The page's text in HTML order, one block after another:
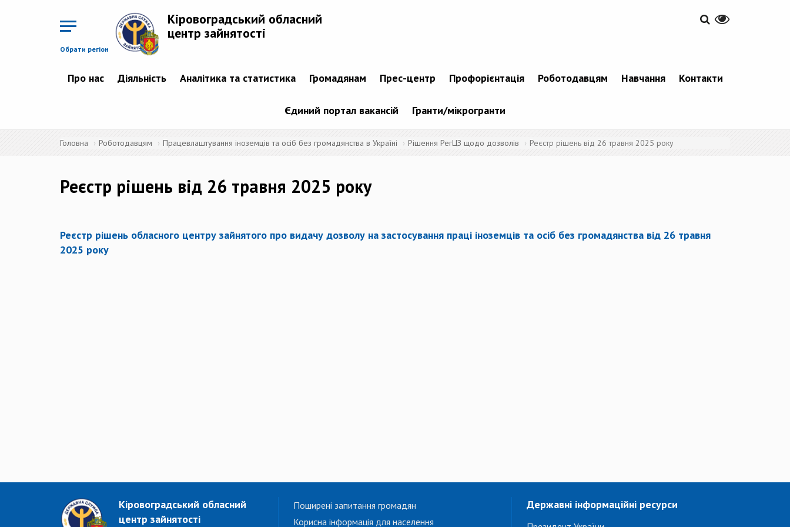
Обрати регіон
Кіровоградський обласний
центр зайнятості
Про нас Діяльність Аналітика та статистика Громадянам Прес-центр Профорієнтація Роботодавцям Навчання Контакти
Єдиний портал вакансій Гранти/мікрогранти
Головна Роботодавцям Працевлаштування іноземців та осіб без громадянства в Україні Рішення РегЦЗ щодо дозволів Реєстр рішень від 26 травня 2025 року
Реєстр рішень від 26 травня 2025 року
Реєстр рішень обласного центру зайнятого про видачу дозволу на застосування праці іноземців та осіб без громадянства від 26 травня
2025 року
Кіровоградський обласний
центр зайнятості
Поширені запитання громадян
Корисна інформація для населення
Державні інформаційні ресурси